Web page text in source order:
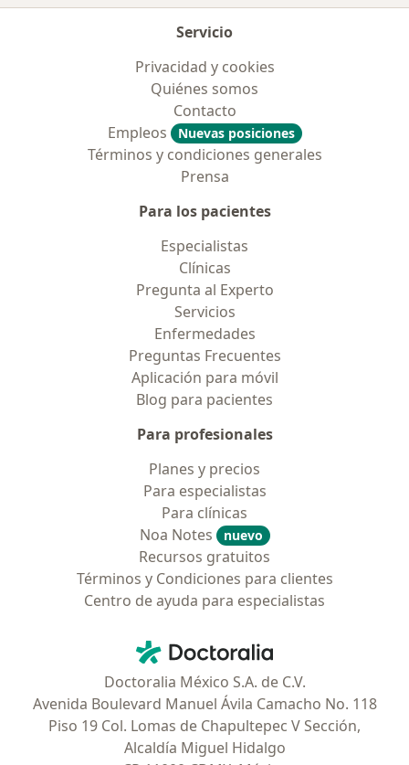
Servicio
Privacidad y cookies
Quiénes somos
Contacto
Empleos
Nuevas posiciones
Términos y condiciones generales
Prensa
Para los pacientes
Especialistas
Clínicas
Pregunta al Experto
Servicios
Enfermedades
Preguntas Frecuentes
Aplicación para móvil
Blog para pacientes
Para profesionales
Planes y precios
Para especialistas
Para clínicas
Noa Notes
nuevo
Recursos gratuitos
Términos y Condiciones para clientes
Centro de ayuda para especialistas
Doctoralia - Página de inicio
Doctoralia México S.A. de C.V.
Avenida Boulevard Manuel Ávila Camacho No. 118
Piso 19 Col. Lomas de Chapultepec V Sección,
Alcaldía Miguel Hidalgo